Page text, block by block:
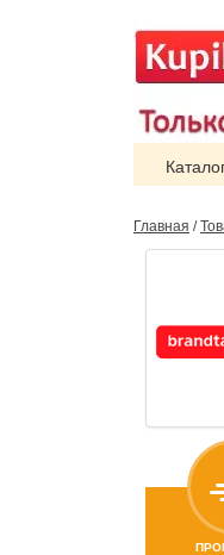
Главная /